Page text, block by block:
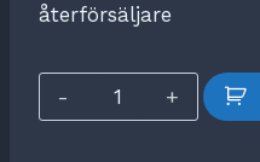
återförsäljare
Slang
trans